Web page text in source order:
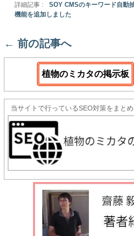
詳細記事 :
SOY CMSのキーワード自動
機能を追加しました
← 前の記事へ
植物のミカタの掲示板
当サイトで行っているSEO対策をまとめ